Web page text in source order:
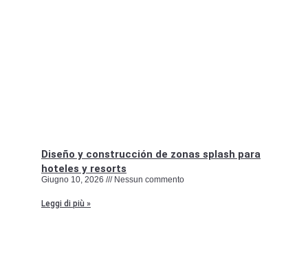
Diseño y construcción de zonas splash para
hoteles y resorts
Giugno 10, 2026 Nessun commento
Leggi di più »